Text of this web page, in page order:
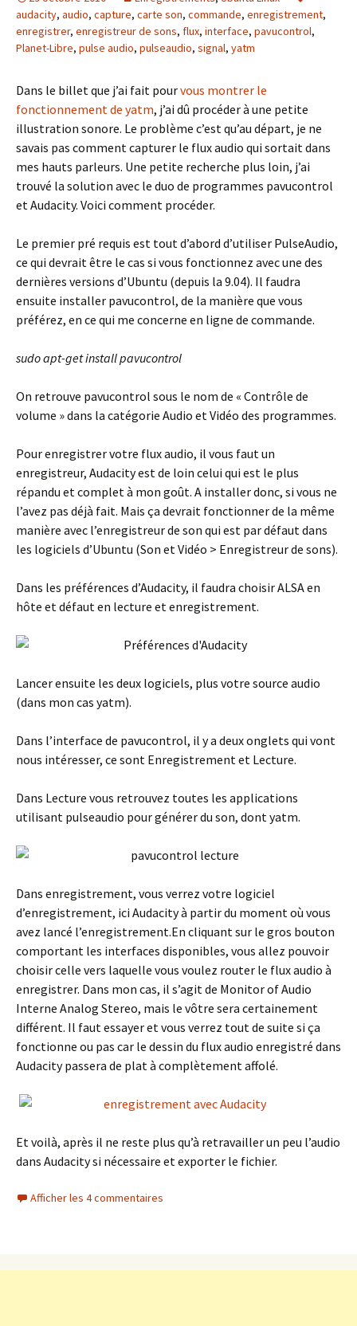
audacity, audio, capture, carte son, commande, enregistrement,
enregistrer, enregistreur de sons, flux, interface, pavucontrol,
Planet-Libre, pulse audio, pulseaudio, signal, yatm
Dans le billet que j’ai fait pourvous montrer le
fonctionnement de yatm, j’ai dû procéder à une petite
illustration sonore. Le problème c’est qu’au départ, je ne
savais pas comment capturer le flux audio qui sortait dans
mes hauts parleurs. Une petite recherche plus loin, j’ai
trouvé la solution avec le duo de programmes pavucontrol
et Audacity. Voici comment procéder.
Le premier pré requis est tout d’abord d’utiliser PulseAudio,
ce qui devrait être le cas si vous fonctionnez avec une des
dernières versions d’Ubuntu (depuis la 9.04). Il faudra
ensuite installer pavucontrol, de la manière que vous
préférez, en ce qui me concerne en ligne de commande.
sudo apt-get install pavucontrol
On retrouve pavucontrol sous le nom de « Contrôle de
volume » dans la catégorie Audio et Vidéo des programmes.
Pour enregistrer votre flux audio, il vous faut un
enregistreur, Audacity est de loin celui qui est le plus
répandu et complet à mon goût. A installer donc, si vous ne
l’avez pas déjà fait. Mais ça devrait fonctionner de la même
manière avec l’enregistreur de son qui est par défaut dans
les logiciels d’Ubuntu (Son et Vidéo > Enregistreur de sons).
Dans les préférences d’Audacity, il faudra choisir ALSA en
hôte et défaut en lecture et enregistrement.
Lancer ensuite les deux logiciels, plus votre source audio
(dans mon cas yatm).
Dans l’interface de pavucontrol, il y a deux onglets qui vont
nous intéresser, ce sont Enregistrement et Lecture.
Dans Lecture vous retrouvez toutes les applications
utilisant pulseaudio pour générer du son, dont yatm.
Dans enregistrement, vous verrez votre logiciel
d’enregistrement, ici Audacity à partir du moment où vous
avez lancé l’enregistrement.En cliquant sur le gros bouton
comportant les interfaces disponibles, vous allez pouvoir
choisir celle vers laquelle vous voulez router le flux audio à
enregistrer. Dans mon cas, il s’agit de Monitor of Audio
Interne Analog Stereo, mais le vôtre sera certainement
différent. Il faut essayer et vous verrez tout de suite si ça
fonctionne ou pas car le dessin du flux audio enregistré dans
Audacity passera de plat à complètement affolé.
Et voilà, après il ne reste plus qu’à retravailler un peu l’audio
dans Audacity si nécessaire et exporter le fichier.
Afficher les 4 commentaires